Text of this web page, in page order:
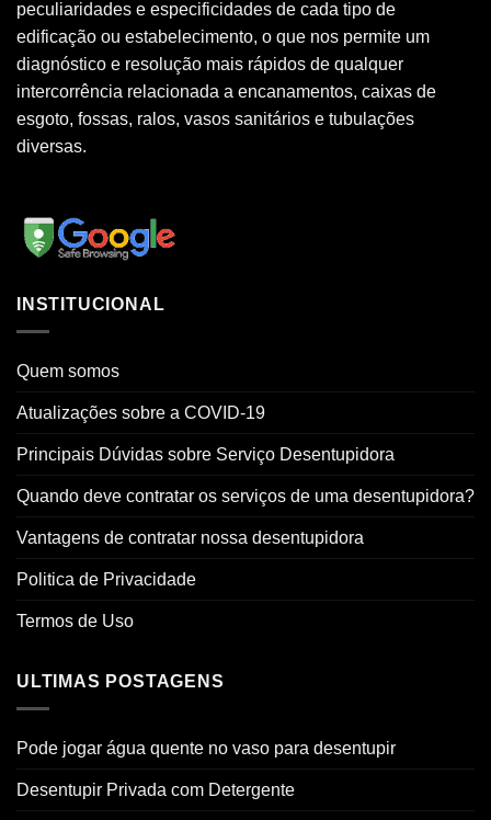
peculiaridades e especificidades de cada tipo de
edificação ou estabelecimento, o que nos permite um
diagnóstico e resolução mais rápidos de qualquer
intercorrência relacionada a encanamentos, caixas de
esgoto, fossas, ralos, vasos sanitários e tubulações
diversas.
INSTITUCIONAL
Quem somos
Atualizações sobre a COVID-19
Principais Dúvidas sobre Serviço Desentupidora
Quando deve contratar os serviços de uma desentupidora?
Vantagens de contratar nossa desentupidora
Politica de Privacidade
Termos de Uso
ULTIMAS POSTAGENS
Pode jogar água quente no vaso para desentupir
Desentupir Privada com Detergente